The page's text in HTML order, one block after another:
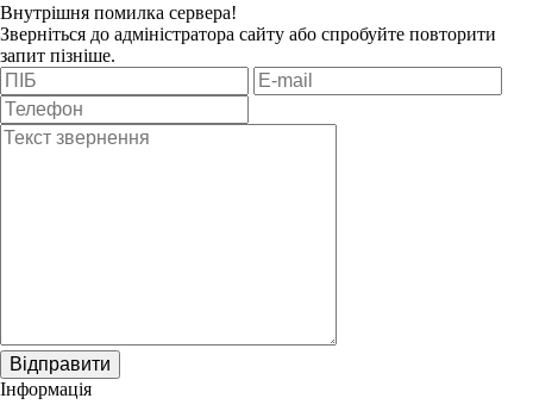
Внутрішня помилка сервера!
Зверніться до адміністратора сайту або спробуйте повторити
запит пізніше.
Відправити
Інформація